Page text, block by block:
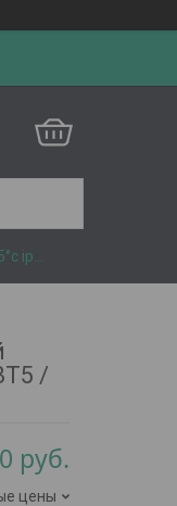
/
руб.
цены